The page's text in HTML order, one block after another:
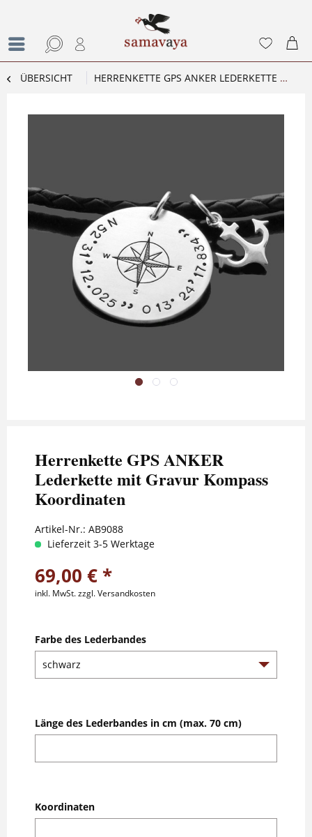
ÜBERSICHT HERRENKETTE GPS ANKER LEDERKETTE MIT GRAVUR KOMPASS KOORDINATEN
Herrenkette GPS ANKER
Lederkette mit Gravur Kompass
Koordinaten
Artikel-Nr.: AB9088
Lieferzeit 3-5 Werktage
69,00 € *
inkl. MwSt.zzgl. Versandkosten
Farbe des Lederbandes
Länge des Lederbandes in cm (max. 70 cm)
Koordinaten